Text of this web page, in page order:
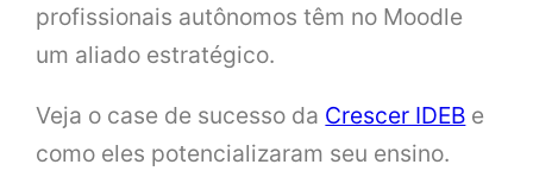
profissionais autônomos têm no Moodle
um aliado estratégico.
Veja o case de sucesso da Crescer IDEB e
como eles potencializaram seu ensino.